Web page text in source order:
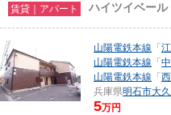
賃貸｜アパート ハイツイベール
山陽電鉄本線 「
山陽電鉄本線 「
山陽電鉄本線 「
兵庫県明石市大
5万円